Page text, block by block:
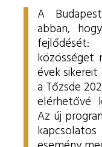
A
abban,
közösséget
évek
a Tőzsde
elérhetővé
Az új